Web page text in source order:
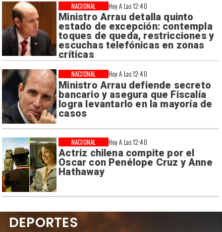
Hoy A Las 12:40
Ministro Arrau detalla quinto
estado de excepción: contempla
toques de queda, restricciones y
escuchas telefónicas en zonas
críticas
NACIONAL
Hoy A Las 12:40
Ministro Arrau defiende secreto
bancario y asegura que Fiscalía
logra levantarlo en la mayoría de
casos
NACIONAL
Hoy A Las 12:40
Actriz chilena compite por el
Oscar con Penélope Cruz y Anne
Hathaway
NACIONAL
DEPORTES